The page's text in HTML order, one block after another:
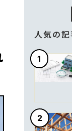
人気の
1
2